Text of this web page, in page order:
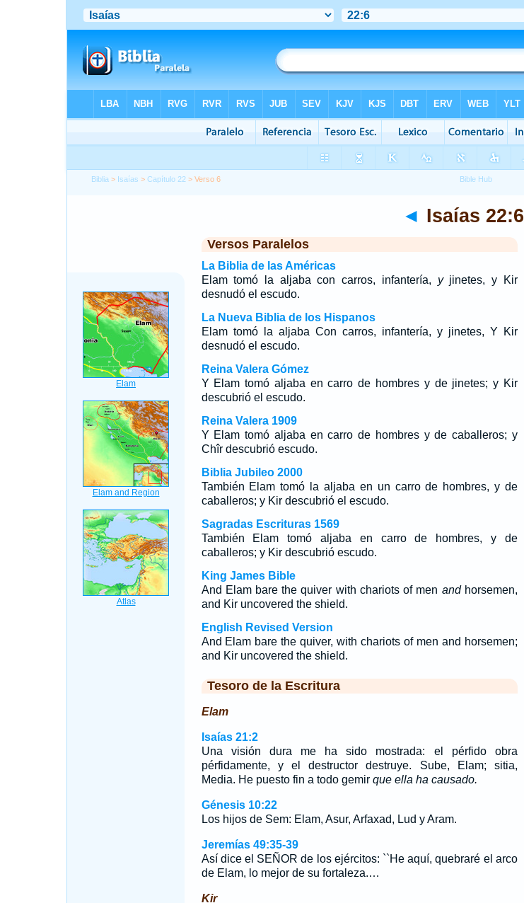
Biblia > Isaías >Capítulo 22 > Verso 6
◄ Isaías 22:6
Versos Paralelos
La Biblia de las Américas
Elam tomó la aljaba con carros, infantería, yjinetes, y Kir
desnudó el escudo.
La Nueva Biblia de los Hispanos
Elam tomó la aljaba Con carros, infantería, y jinetes, Y Kir
desnudó el escudo.
Reina Valera Gómez
Y Elam tomó aljaba en carro de hombres y de jinetes; y Kir
descubrió el escudo.
Reina Valera 1909
Y Elam tomó aljaba en carro de hombres y de caballeros; y
Chîr descubrió escudo.
Biblia Jubileo 2000
También Elam tomó
la aljaba en un carro de hombres, y de
caballeros; y Kir descubrió el escudo.
Sagradas Escrituras 1569
También Elam tomó aljaba en carro de hombres, y de
caballeros; y Kir descubrió escudo.
King James Bible
And Elam bare the quiver with chariots of men andhorsemen,
and Kir uncovered the shield.
English Revised Version
And Elam bare the quiver, with chariots of men and horsemen;
and Kir uncovered the shield.
Tesoro de la Escritura
Elam
Isaías 21:2
Una visión dura me ha sido mostrada: el pérfido obra
pérfidamente, y el destructor destruye. Sube, Elam; sitia,
Media. He puesto fin a todo gemir que ella ha causado.
Génesis 10:22
Los hijos de Sem: Elam, Asur, Arfaxad, Lud y Aram.
Jeremías 49:35-39
Así dice el SEÑOR de los ejércitos: ``He aquí, quebraré el arco
de Elam, lo mejor de su fortaleza.…
Kir